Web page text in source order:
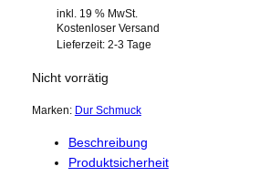
inkl. 19 % MwSt.
Kostenloser Versand
Lieferzeit: 2-3 Tage
Nicht vorrätig
Marken: Dur Schmuck
Beschreibung
Produktsicherheit